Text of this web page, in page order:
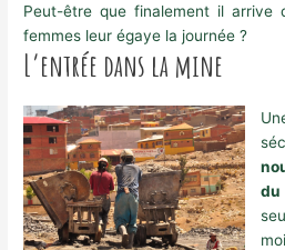
Peut-être que finalement il arrive
femmes leur égaye la journée ?
L’entrée dans la mine